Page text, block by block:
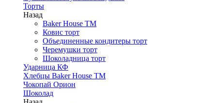
Торты
Назад
Baker House ТМ
Ковис торт
Объединенные кондитеры торт
Черемушки торт
Шоколадница торт
Ударница КФ
Хлебцы Baker House ТМ
Чокопай Орион
Шоколад